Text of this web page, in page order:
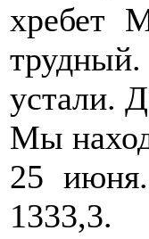
хребет
устали.
Мы
25
1333,3.